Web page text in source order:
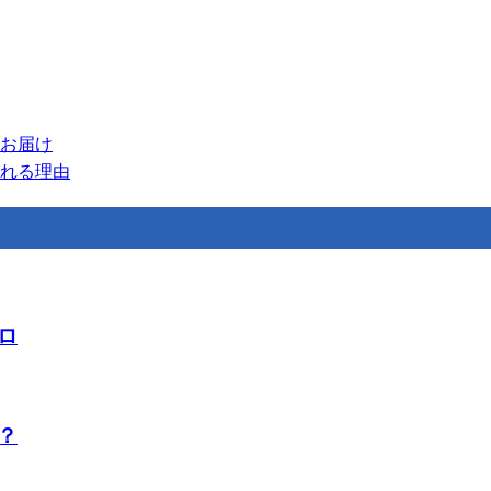
届け
る理由